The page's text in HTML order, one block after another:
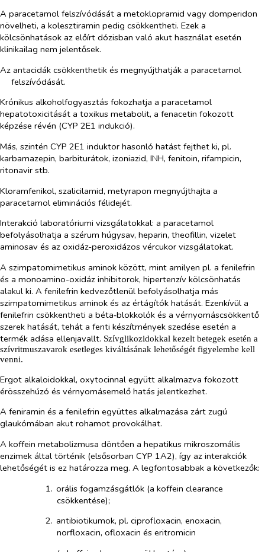
A paracetamol felszívódását a metoklopramid vagy domperidon
növelheti, a kolesztiramin pedig csökkentheti. Ezek a
kölcsönhatások az előírt dózisban való akut használat esetén
klinikailag nem jelentősek.
Az antacidák csökkenthetik és megnyújthatják a paracetamol
felszívódását.
Krónikus alkoholfogyasztás fokozhatja a paracetamol
hepatotoxicitását a toxikus metabolit, a fenacetin fokozott
képzése révén (CYP 2E1 indukció).
Más, szintén CYP 2E1 induktor hasonló hatást fejthet ki, pl.
karbamazepin, barbiturátok, izoniazid, INH, fenitoin, rifampicin,
ritonavir stb.
Kloramfenikol, szalicilamid, metyrapon megnyújthajta a
paracetamol eliminációs félidejét.
Interakció laboratóriumi vizsgálatokkal: a paracetamol
befolyásolhatja a szérum húgysav, heparin, theofillin, vizelet
aminosav és az oxidáz-peroxidázos vércukor vizsgálatokat.
A szimpatomimetikus aminok között, mint amilyen pl. a fenilefrin
és a monoamino-oxidáz inhibitorok, hipertenzív kölcsönhatás
alakul ki. A fenilefrin kedvezőtlenül befolyásolhatja más
szimpatomimetikus aminok és az értágítók hatását. Ezenkívül a
fenilefrin csökkentheti a béta‑blokkolók és a vérnyomáscsökkentő
szerek hatását, tehát a fenti készítmények szedése esetén a
termék adása ellenjavallt. Szívglikozidokkal kezelt betegek esetén a
szívritmuszavarok esetleges kiváltásának lehetőségét figyelembe kell
venni.
Ergot alkaloidokkal, oxytocinnal együtt alkalmazva fokozott
érösszehúzó és vérnyomásemelő hatás jelentkezhet.
A feniramin és a fenilefrin együttes alkalmazása zárt zugú
glaukómában akut rohamot provokálhat.
A koffein metabolizmusa döntően a hepatikus mikroszomális
enzimek által történik (elsősorban CYP 1A2), így az interakciók
lehetőségét is ez határozza meg. A legfontosabbak a következők:
1.​ orális fogamzásgátlók (a koffein clearance
csökkentése);
2.​ antibiotikumok, pl. ciprofloxacin, enoxacin,
norfloxacin, ofloxacin és eritromicin